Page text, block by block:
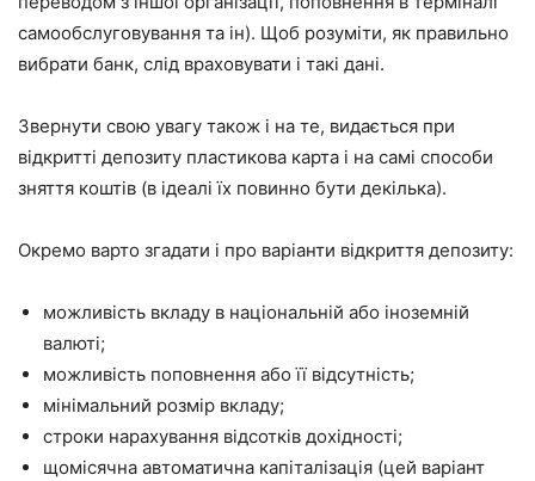
самообслуговування та ін). Щоб розуміти, як правильно
вибрати банк, слід враховувати і такі дані.
Звернути свою увагу також і на те, видається при
відкритті депозиту пластикова карта і на самі способи
зняття коштів (в ідеалі їх повинно бути декілька).
Окремо варто згадати і про варіанти відкриття депозиту:
можливість вкладу в національній або іноземній
валюті;
можливість поповнення або її відсутність;
мінімальний розмір вкладу;
строки нарахування відсотків дохідності;
щомісячна автоматична капіталізація (цей варіант